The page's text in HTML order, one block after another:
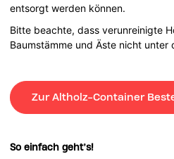
entsorgt werden können.
Bitte beachte, dass verunreinigte
Baumstämme und Äste nicht unter
Zur Altholz-Container
So einfach geht’s!